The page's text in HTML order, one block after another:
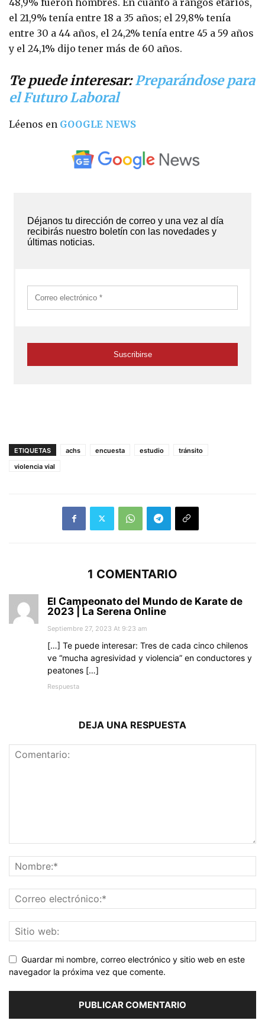
el 21,9% tenía entre 18 a 35 años; el 29,8% tenía
entre 30 a 44 años, el 24,2% tenía entre 45 a 59 años
y el 24,1% dijo tener más de 60 años.
Te puede interesar:Preparándose para
el Futuro Laboral
Léenos en GOOGLE NEWS
ETIQUETAS achs encuesta estudio
tránsito
violencia vial
1 COMENTARIO
El Campeonato del Mundo de Karate de
2023 | La Serena Online
Septiembre 27, 2023 At 9:23 am
[…] Te puede interesar: Tres de cada cinco chilenos
ve “mucha agresividad y violencia” en conductores y
peatones […]
Respuesta
DEJA UNA RESPUESTA
Guardar mi nombre, correo electrónico y sitio web en este
navegador la próxima vez que comente.